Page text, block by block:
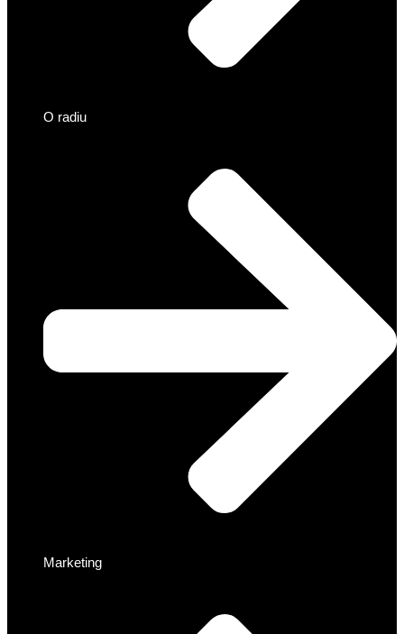
O radiu
Marketing